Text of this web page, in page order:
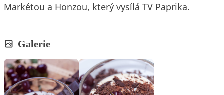
Markétou a Honzou, který vysílá TV Paprika.
Galerie